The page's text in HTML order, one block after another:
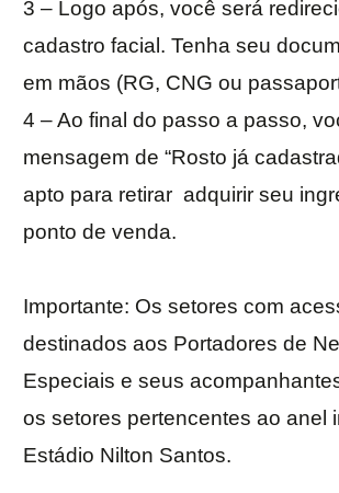
3 – Logo após, você será
cadastro facial. Tenha seu
em mãos (RG, CNG ou
4 – Ao final do passo a passo,
mensagem de “Rosto já
apto para retirar adquirir seu
ponto de venda.
Importante: Os setores com
destinados aos Portadores de
Especiais e seus
os setores pertencentes ao anel
Estádio Nilton Santos.